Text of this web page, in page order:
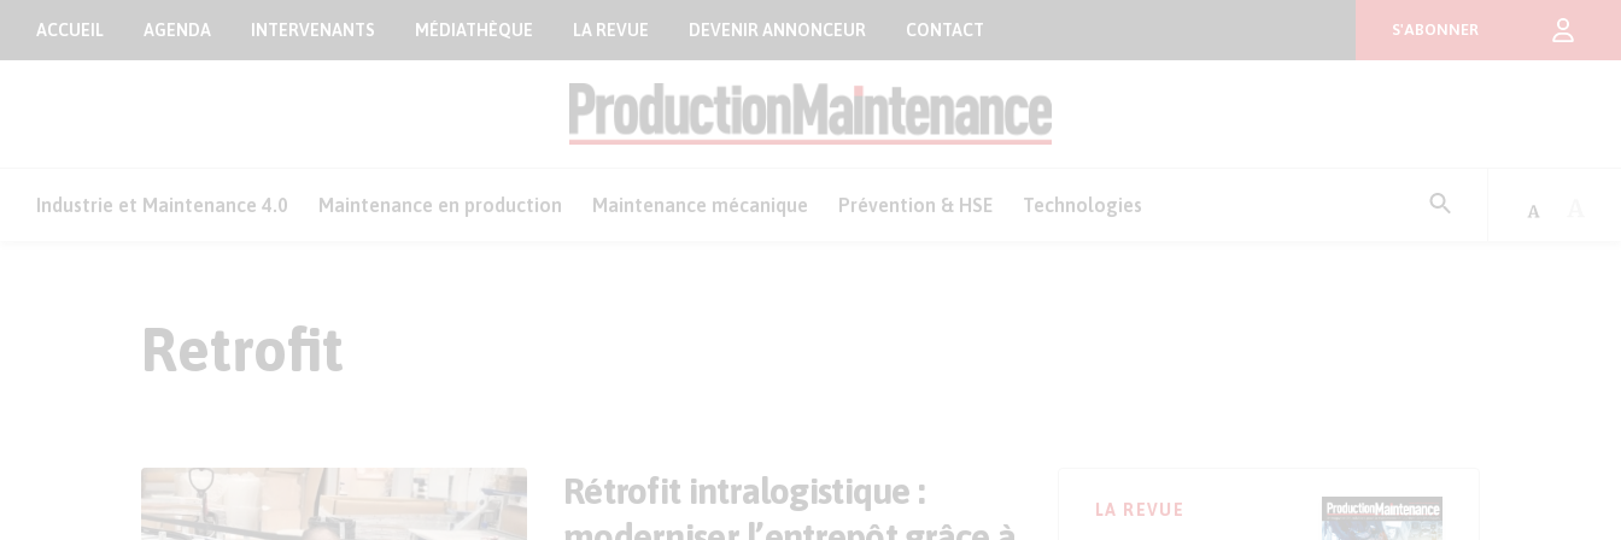
ACCUEIL AGENDA INTERVENANTS MÉDIATHÈQUE LA REVUE DEVENIR ANNONCEUR CONTACT S'ABONNER
Industrie et Maintenance 4.0 Maintenance en production Maintenance mécanique Prévention & HSE Technologies
Retrofit
Rétrofit intralogistique :
LA REVUE